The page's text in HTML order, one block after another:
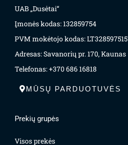
UAB „Dusėtai“
Įmonės kodas: 132859754
PVM mokėtojo kodas: LT328597515
Adresas: Savanorių pr. 170, Kaunas
Telefonas: +370 686 16818
MŪSŲ PARDUOTUVĖS
Prekių grupės
Visos prekės